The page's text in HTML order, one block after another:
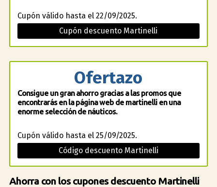
Cupón válido hasta el 22/09/2025.
Cupón descuento Martinelli
Ofertazo
Consigue un gran ahorro gracias a las promos que
encontrarás en la página web de martinelli en una
enorme selección de náuticos.
Cupón válido hasta el 25/09/2025.
Código descuento Martinelli
Ahorra con los cupones descuento Martinelli